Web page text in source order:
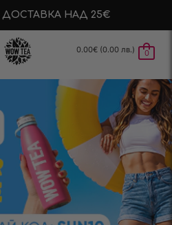
ДОСТАВКА НАД 25€
0.00€ (0.00 лв.) 0